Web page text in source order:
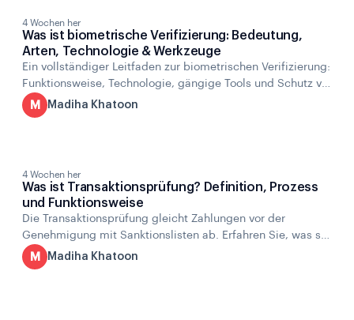
4 Wochen her
Was ist biometrische Verifizierung: Bedeutung,
Arten, Technologie & Werkzeuge
Ein vollständiger Leitfaden zur biometrischen Verifizierung:
Funktionsweise, Technologie, gängige Tools und Schutz vor
Deepfakes und Spoofing.
M Madiha Khatoon
4 Wochen her
Was ist Transaktionsprüfung? Definition, Prozess
und Funktionsweise
Die Transaktionsprüfung gleicht Zahlungen vor der
Genehmigung mit Sanktionslisten ab. Erfahren Sie, was sie
ist, wie sie funktioniert, wie der Prozess abläuft und warum
sie für die Bekämpfung von Geldwäsche wichtig ist.
M Madiha Khatoon